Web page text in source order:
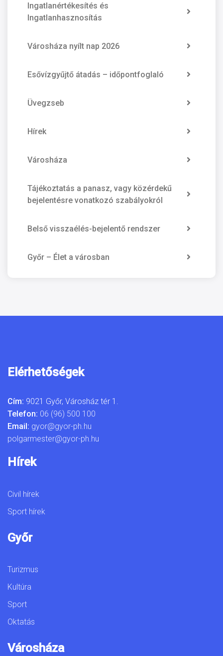
Ingatlanértékesítés és
Ingatlanhasznosítás
Városháza nyílt nap 2026
Esővízgyűjtő átadás – időpontfoglaló
Üvegzseb
Hírek
Városháza
Tájékoztatás a panasz, vagy közérdekű
bejelentésre vonatkozó szabályokról
Belső visszaélés-bejelentő rendszer
Győr – Élet a városban
Elérhetőségek
Cím: 9021 Győr, Városház tér 1.
Telefon: 06 (96) 500 100
Email: gyor@gyor-ph.hu
polgarmester@gyor-ph.hu
Hírek
Civil hírek
Sport hírek
Győr
Turizmus
Kultúra
Sport
Oktatás
Városháza